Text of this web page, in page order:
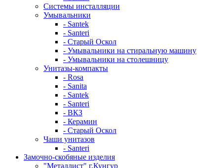
Системы инсталляции
Умывальники
- Santek
- Santeri
- Старый Оскол
- Умывальники на стиральную машину
- Умывальники на столешницу
Унитазы-компакты
- Rosa
- Sanita
- Santek
- Santeri
- ВКЗ
- Керамин
- Старый Оскол
Чаши унитазов
- Santeri
Замочно-скобяные изделия
"Металлист" г.Кунгур